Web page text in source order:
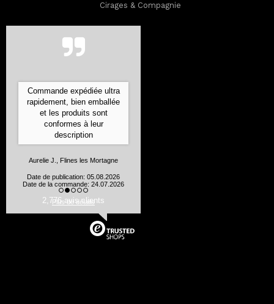
Cirages & Compagnie
Commande expédiée ultra
rapidement, bien emballée
et les produits sont
conformes à leur
description
Aurelie J., Flines les Mortagne
Date de publication: 05.08.2026
Date de la commande: 24.07.2026
Plus de détails
2,776 avis clients